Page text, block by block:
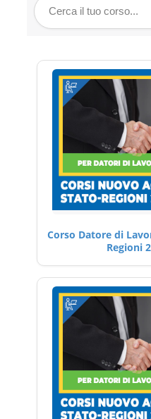
Corso Datore di
Regioni